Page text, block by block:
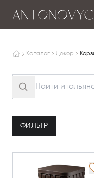
Каталог Декор
ФИЛЬТР